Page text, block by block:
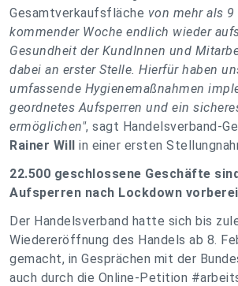
Gesamtverkaufsfläche von mehr als
kommender Woche endlich wieder
Gesundheit der KundInnen und
dabei an erster Stelle. Hierfür haben
umfassende Hygienemaßnahmen
geordnetes Aufsperren und ein
ermöglichen", sagt Handelsverband-
Rainer Will in einer ersten
22.500 geschlossene Geschäfte
Aufsperren nach Lockdown
Der Handelsverband hatte sich bis
Wiedereröffnung des Handels ab 8.
gemacht, in Gesprächen mit der
auch durch die Online-Petition